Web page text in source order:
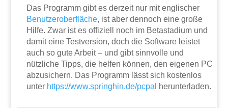
Das Programm gibt es derzeit nur mit englischer
Benutzeroberfläche, ist aber dennoch eine große
Hilfe. Zwar ist es offiziell noch im Betastadium und
damit eine Testversion, doch die Software leistet
auch so gute Arbeit – und gibt sinnvolle und
nützliche Tipps, die helfen können, den eigenen PC
abzusichern. Das Programm lässt sich kostenlos
unter https://www.springhin.de/pcpal herunterladen.